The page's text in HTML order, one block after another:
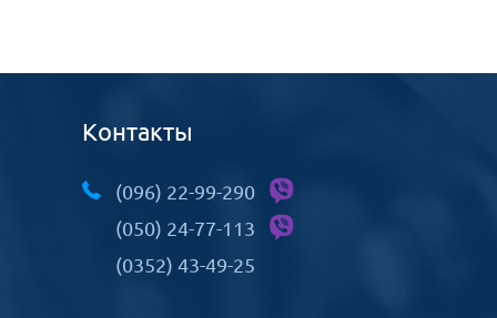
Контакты
(096) 22-99-290
(050) 24-77-113
(0352) 43-49-25